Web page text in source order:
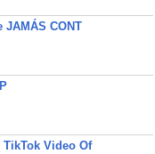
JAMÁS CONT
Video Of